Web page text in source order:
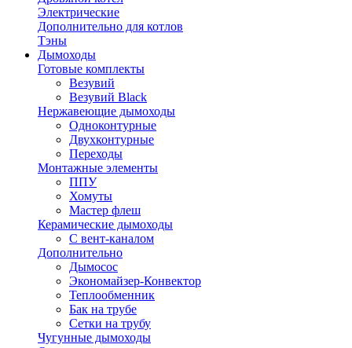
Электрические
Дополнительно для котлов
Тэны
Дымоходы
Готовые комплекты
Везувий
Везувий Black
Нержавеющие дымоходы
Одноконтурные
Двухконтурные
Переходы
Монтажные элементы
ППУ
Хомуты
Мастер флеш
Керамические дымоходы
С вент-каналом
Дополнительно
Дымосос
Экономайзер-Конвектор
Теплообменник
Бак на трубе
Сетки на трубу
Чугунные дымоходы